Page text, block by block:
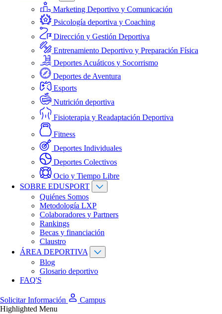
Marketing Deportivo y Comunicación
Psicología deportiva y Coaching
Dirección y Gestión Deportiva
Entrenamiento Deportivo y Preparación Física
Deportes Acuáticos y Socorrismo
Deportes de Aventura
Esports
Nutrición deportiva
Fisioterapia y Readaptación Deportiva
Fitness
Deportes Individuales
Deportes Colectivos
Ocio y Tiempo Libre
SOBRE EDUSPORT
Quiénes Somos
Metodología LXP
Colaboradores y Partners
Rankings
Becas y financiación
Claustro
ÁREA DEPORTIVA
Blog
Glosario deportivo
FAQ'S
Solicitar Información
Campus
Highlighted Menu